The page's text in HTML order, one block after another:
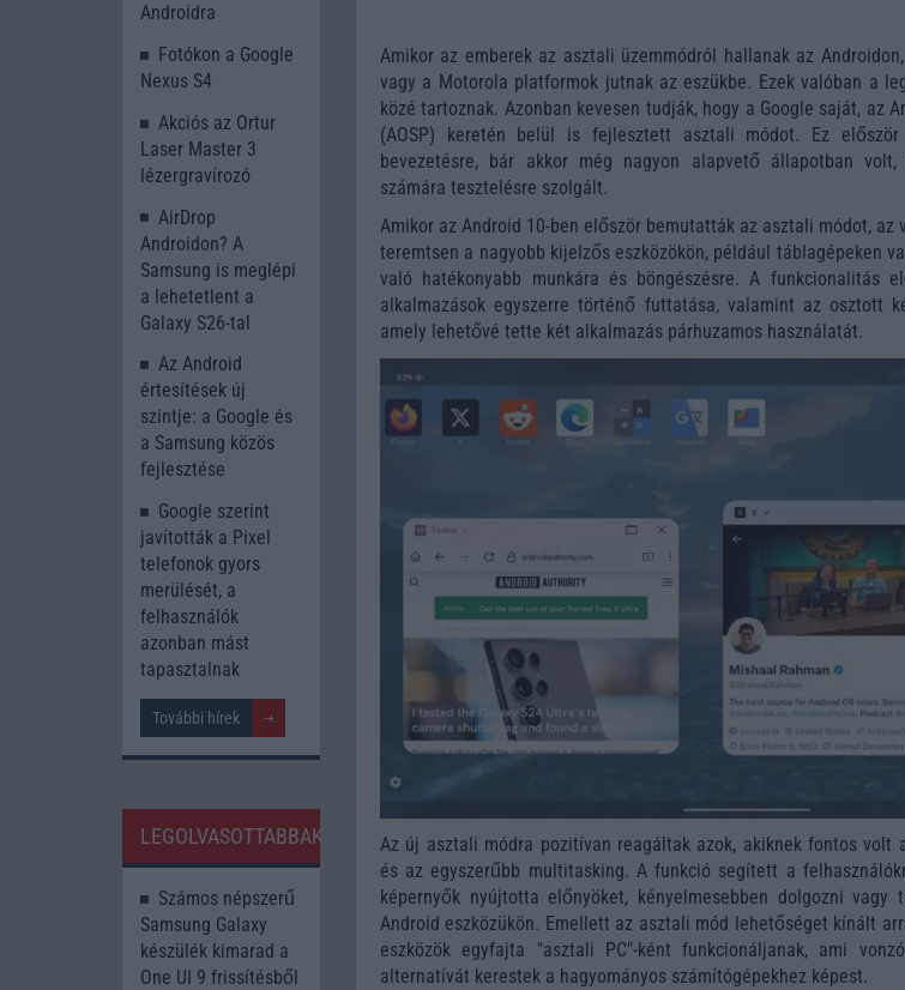
Amikor az emberek az asztali üzemmódról hallanak az
vagy a Motorola platformok jutnak az eszükbe. Ezek valóban a
közé tartoznak. Azonban kevesen tudják, hogy a Google saját, az
(AOSP) keretén belül is fejlesztett asztali módot. Ez
bevezetésre, bár akkor még nagyon alapvető állapotban
számára tesztelésre szolgált.
Amikor az Android 10-ben először bemutatták az asztali módot, az
teremtsen a nagyobb kijelzős eszközökön, például táblagépeken
való hatékonyabb munkára és böngészésre. A funkcionalitás
alkalmazások egyszerre történő futtatása, valamint az osztott
amely lehetővé tette két alkalmazás párhuzamos használatát.
Az új asztali módra pozitívan reagáltak azok, akiknek fontos volt
és az egyszerűbb multitasking. A funkció segített a
képernyők nyújtotta előnyöket, kényelmesebben dolgozni vagy
Android eszközükön. Emellett az asztali mód lehetőséget kínált
eszközök egyfajta "asztali PC"-ként funkcionáljanak, ami
alternatívát kerestek a hagyományos számítógépekhez képest.
Androidra
Fotókon a Google
Nexus S4
Akciós az Ortur
Laser Master 3
lézergravírozó
AirDrop
Androidon? A
Samsung is meglépi
a lehetetlent a
Galaxy S26-tal
Az Android
értesítések új
szintje: a Google és
a Samsung közös
fejlesztése
Google szerint
javították a Pixel
telefonok gyors
merülését, a
felhasználók
azonban mást
tapasztalnak
További hírek
LEGOLVASOTTABBAK
Számos népszerű
Samsung Galaxy
készülék kimarad a
One UI 9 frissítésből